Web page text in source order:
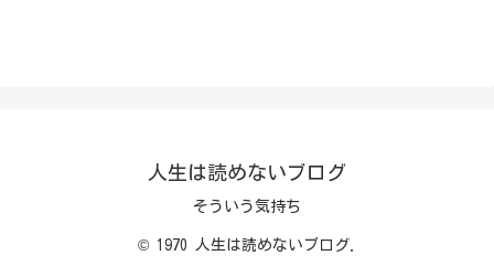
人生は読めないブログ
そういう気持ち
© 1970 人生は読めないブログ.